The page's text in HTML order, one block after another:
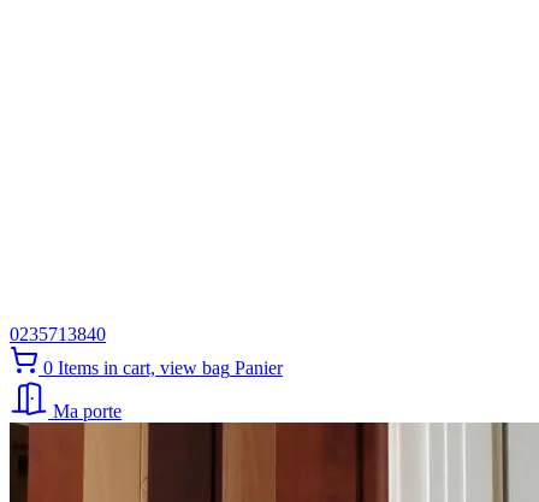
0235713840
0 Items in cart, view bag Panier
Ma porte